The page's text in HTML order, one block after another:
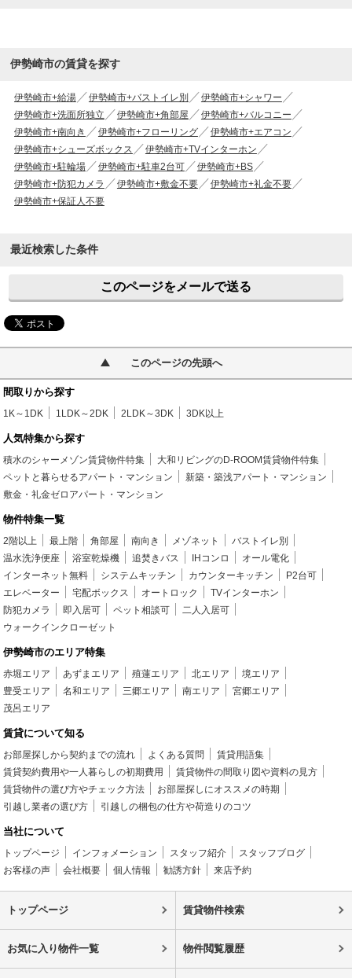
伊勢崎市の賃貸を探す
伊勢崎市+給湯 伊勢崎市+バストイレ別
伊勢崎市+シャワー
伊勢崎市+洗面所独立
伊勢崎市+角部屋
伊勢崎市+バルコニー
伊勢崎市+南向き
伊勢崎市+フローリング
伊勢崎市+エアコン
伊勢崎市+シューズボックス
伊勢崎市+TVインターホン
伊勢崎市+駐輪場
伊勢崎市+駐車2台可
伊勢崎市+BS
伊勢崎市+防犯カメラ
伊勢崎市+敷金不要
伊勢崎市+礼金不要
伊勢崎市+保証人不要
最近検索した条件
このページをメールで送る
このページの先頭へ
間取りから探す
1K～1DK 1LDK～2DK 2LDK～3DK 3DK以上
人気特集から探す
積水のシャーメゾン賃貸物件特集
大和リビングのD-ROOM賃貸物件特集
ペットと暮らせるアパート・マンション
新築・築浅アパート・マンション
敷金・礼金ゼロアパート・マンション
物件特集一覧
2階以上 最上階 角部屋 南向き メゾネット
バストイレ別
温水洗浄便座
浴室乾燥機 追焚きバス IHコンロ
オール電化
インターネット無料
システムキッチン カウンターキッチン
P2台可
エレベーター
宅配ボックス オートロック
TVインターホン
防犯カメラ
即入居可 ペット相談可
二人入居可
ウォークインクローゼット
伊勢崎市のエリア特集
赤堀エリア あずまエリア 殖蓮エリア 北エリア
境エリア
豊受エリア
名和エリア 三郷エリア 南エリア
宮郷エリア
茂呂エリア
賃貸について知る
お部屋探しから契約までの流れ よくある質問
賃貸用語集
賃貸契約費用や一人暮らしの初期費用
賃貸物件の間取り図や資料の見方
賃貸物件の選び方やチェック方法
お部屋探しにオススメの時期
引越し業者の選び方
引越しの梱包の仕方や荷造りのコツ
当社について
トップページ インフォメーション スタッフ紹介
スタッフブログ
お客様の声
会社概要 個人情報 勧誘方針 来店予約
トップページ 賃貸物件検索
お気に入り物件一覧 物件閲覧履歴